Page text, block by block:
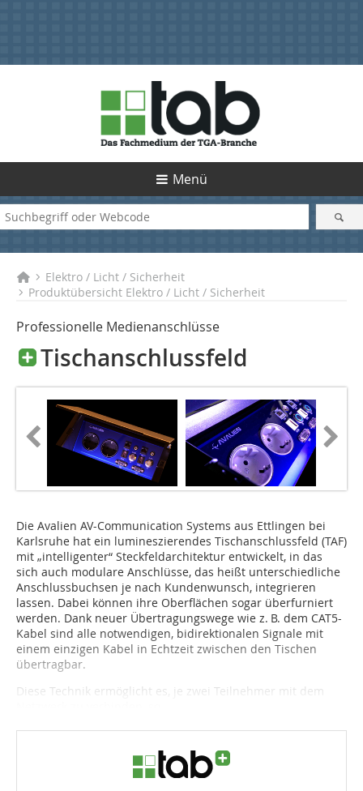
Menü
Elektro / Licht / Sicherheit
Produktübersicht Elektro / Licht / Sicherheit
Professionelle Medienanschlüsse
Tischanschlussfeld
Die Avalien AV-Communication Systems aus Ettlingen bei
Karlsruhe hat ein lumineszierendes Tischanschlussfeld (TAF)
mit „intelligenter“ Steckfeldarchitektur entwickelt, in das
sich auch modulare Anschlüsse, das heißt unterschiedliche
Anschlussbuchsen je nach Kundenwunsch, integrieren
lassen. Dabei können ihre Oberflächen sogar überfurniert
werden. Dank neuer Übertragungswege wie z. B. dem CAT5-
Kabel sind alle notwendigen, bidirektionalen Signale mit
einem einzigen Kabel in Echtzeit zwischen den Tischen
übertragbar.
Diese Technik ermöglicht es, je zwei Teilnehmer mit dem